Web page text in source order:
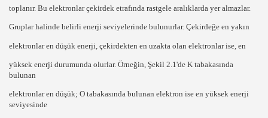
toplanır. Bu elektronlarçekirdek etrafında rastgele aralıklarda yer almazlar.
Gruplar halinde belirli enerji seviyelerinde bulunurlar. Çekirdeğe en yakın
elektronlaren düşük enerji , çekirdekten en uzakta olan elektronlar ise, en
yüksek enerji durumunda olurlar. Örneğin, Şekil 2.1'de K tabakasında
bulunan
elektronlaren düşük; O tabakasında bulunan elektron ise en yüksek enerji
seviyesinde